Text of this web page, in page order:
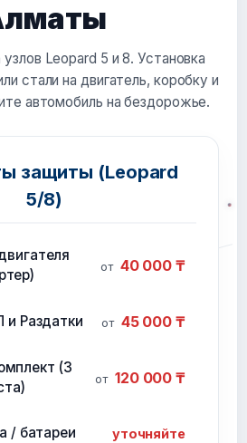
Leopard 5 и 8. Установка
стали на двигатель, коробку и
автомобиль на бездорожье.
защиты (Leopard
5/8)
от 40 000 ₸
Раздатки от 45 000 ₸
(3
от 120 000 ₸
/ батареи уточняйте